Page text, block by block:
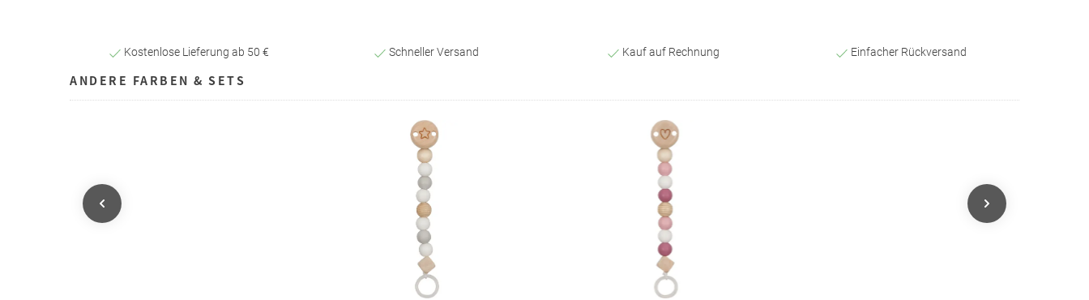
Kostenlose Lieferung ab 50 € Schneller Versand Kauf auf Rechnung Einfacher Rückversand
ANDERE FARBEN & SETS